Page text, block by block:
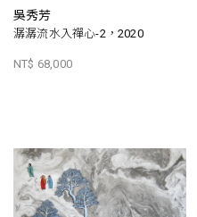
吳秀芳
潺潺流水入禪心-2，2020
NT$ 68,000